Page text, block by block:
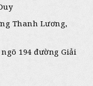
Thanh Lương,
194 đường Giải